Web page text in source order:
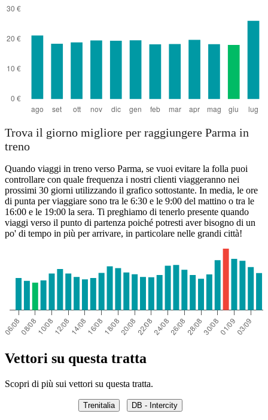
Trova il giorno migliore per raggiungere Parma in
treno
Quando viaggi in treno verso Parma, se vuoi evitare la folla puoi
controllare con quale frequenza i nostri clienti viaggeranno nei
prossimi 30 giorni utilizzando il grafico sottostante. In media, le ore
di punta per viaggiare sono tra le 6:30 e le 9:00 del mattino o tra le
16:00 e le 19:00 la sera. Ti preghiamo di tenerlo presente quando
viaggi verso il punto di partenza poiché potresti aver bisogno di un
po' di tempo in più per arrivare, in particolare nelle grandi città!
Vettori su questa tratta
Scopri di più sui vettori su questa tratta.
Trenitalia DB - Intercity